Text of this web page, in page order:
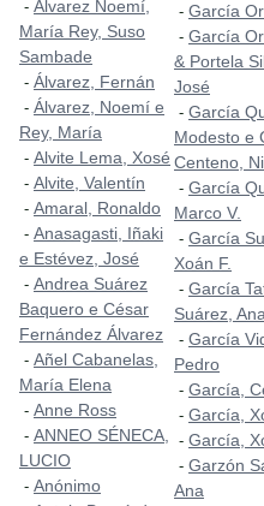
- Alvarez Noemí,
María Rey, Suso
Sambade
- Álvarez, Fernán
- Álvarez, Noemí e
Rey, María
- Alvite Lema, Xosé
- Alvite, Valentín
- Amaral, Ronaldo
- Anasagasti, Iñaki
e Estévez, José
- Andrea Suárez
Baquero e César
Fernández Álvarez
- Añel Cabanelas,
María Elena
- Anne Ross
- ANNEO SÉNECA,
LUCIO
- Anónimo
- García
- García
& Portela
José
- García
Modesto e
Centeno,
- García
Marco V.
- García
Xoán F.
- García
Suárez,
- García
Pedro
- García,
- García,
- García,
- Garzón
Ana